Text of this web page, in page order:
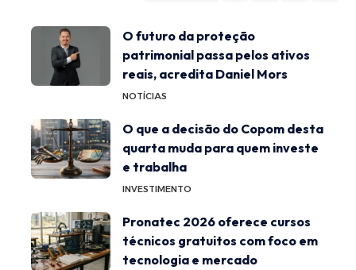
O futuro da proteção
patrimonial passa pelos ativos
reais, acredita Daniel Mors
NOTÍCIAS
O que a decisão do Copom desta
quarta muda para quem investe
e trabalha
INVESTIMENTO
Pronatec 2026 oferece cursos
técnicos gratuitos com foco em
tecnologia e mercado